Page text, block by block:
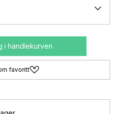
i handlekurven
favoritt